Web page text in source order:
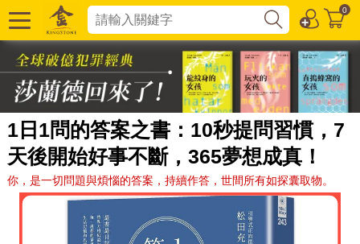
0
1日1問的答案之書：10秒提問習慣，7
天後開始好事不斷，365夢想成真！
你，是一切問題與煩惱的答案，持續作答，世間所有如探囊取物。